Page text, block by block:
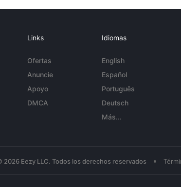
Links
Ofertas
Anuncie
Apoyo
DMCA
Idiomas
English
Español
Português
Deutsch
Más...
2026 Eezy LLC. Todos los derechos reservados •